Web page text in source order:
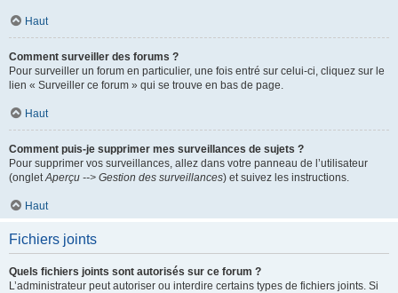
Haut
Comment surveiller des forums ?
Pour surveiller un forum en particulier, une fois entré sur celui-ci, cliquez sur le
lien « Surveiller ce forum » qui se trouve en bas de page.
Haut
Comment puis-je supprimer mes surveillances de sujets ?
Pour supprimer vos surveillances, allez dans votre panneau de l’utilisateur
(ongletAperçu --> Gestion des surveillances) et suivez les instructions.
Haut
Fichiers joints
Quels fichiers joints sont autorisés sur ce forum ?
L’administrateur peut autoriser ou interdire certains types de fichiers joints. Si